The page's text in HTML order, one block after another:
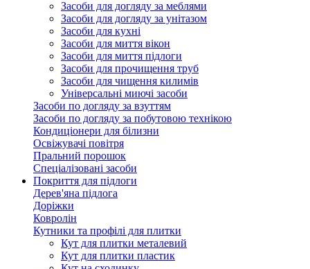
Засоби для догляду за меблями
Засоби для догляду за унітазом
Засоби для кухні
Засоби для миття вікон
Засоби для миття підлоги
Засоби для прочищення труб
Засоби для чищення килимів
Універсальні миючі засоби
Засоби по догляду за взуттям
Засоби по догляду за побутовою технікою
Кондиціонери для білизни
Освіжувачі повітря
Пральний порошок
Спеціалізовані засоби
Покриття для підлоги
Дерев'яна підлога
Доріжки
Ковролін
Кутники та профілі для плитки
Кут для плитки металевий
Кут для плитки пластик